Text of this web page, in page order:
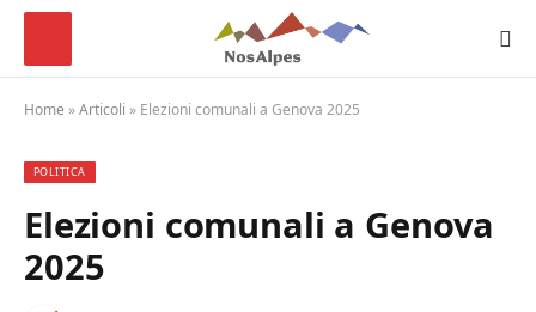
Home »Articoli » Elezioni comunali a Genova 2025
POLITICA
Elezioni comunali a Genova
2025